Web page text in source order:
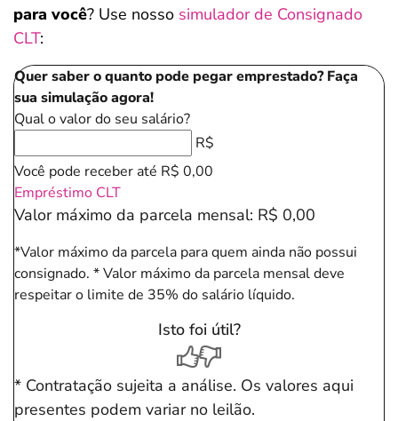
para você? Use nosso simulador de Consignado
CLT:
Quer saber o quanto pode pegar emprestado? Faça
sua simulação agora!
Qual o valor do seu salário?
R$
Você pode receber até R$ 0,00
Empréstimo CLT
Valor máximo da parcela mensal: R$ 0,00
*Valor máximo da parcela para quem ainda não possui
consignado. * Valor máximo da parcela mensal deve
respeitar o limite de 35% do salário líquido.
Isto foi útil?
* Contratação sujeita a análise. Os valores aqui
presentes podem variar no leilão.